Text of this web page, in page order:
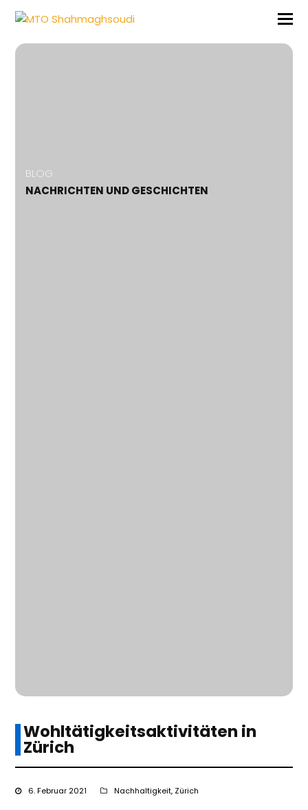
BLOG
NACHRICHTEN UND GESCHICHTEN
Wohltätigkeitsaktivitäten in
Zürich
6. Februar 2021 Nachhaltigkeit, Zürich